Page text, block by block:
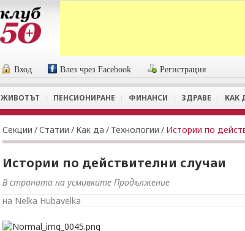
Вход Влез чрез Facebook Регистрация
ЖИВОТЪТ ПЕНСИОНИРАНЕ ФИНАНСИ ЗДРАВЕ КАК
Секции /Статии / Как да / Технологии / Истории по
Истории по действителни случаи
В страната на усмивките Продължение
на Nelka Hubavelka